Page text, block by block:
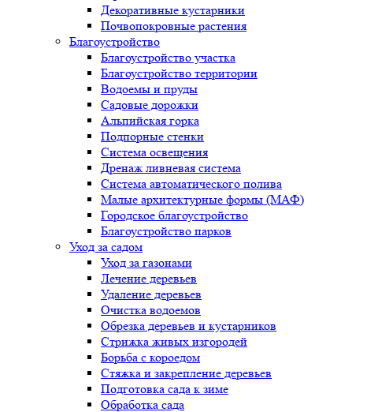
Декоративные кустарники
Почвопокровные растения
Благоустройство
Благоустройство участка
Благоустройство территории
Водоемы и пруды
Садовые дорожки
Альпийская горка
Подпорные стенки
Система освещения
Дренаж ливневая система
Система автоматического полива
Малые архитектурные формы (МАФ)
Городское благоустройство
Благоустройство парков
Уход за садом
Уход за газонами
Лечение деревьев
Удаление деревьев
Очистка водоемов
Обрезка деревьев и кустарников
Стрижка живых изгородей
Борьба с короедом
Стяжка и закрепление деревьев
Подготовка сада к зиме
Обработка сада